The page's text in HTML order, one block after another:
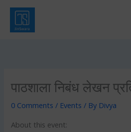
Skip
content
पाठशाला निबंध लेखन
0 Comments / Events / By Divya
About this event: